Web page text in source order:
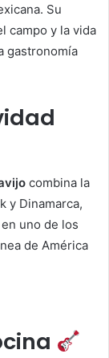
Su
campo y la vida
gastronomía
combina la
y Dinamarca,
uno de los
de América